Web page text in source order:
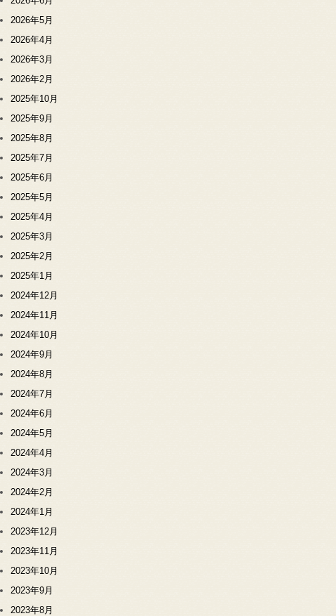
2026年5月
2026年4月
2026年3月
2026年2月
2025年10月
2025年9月
2025年8月
2025年7月
2025年6月
2025年5月
2025年4月
2025年3月
2025年2月
2025年1月
2024年12月
2024年11月
2024年10月
2024年9月
2024年8月
2024年7月
2024年6月
2024年5月
2024年4月
2024年3月
2024年2月
2024年1月
2023年12月
2023年11月
2023年10月
2023年9月
2023年8月